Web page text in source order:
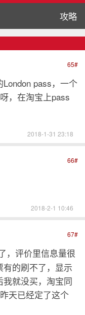
攻略
65#
pass，一个
，在淘宝上pass
2018-1-31 23:18
66#
2018-2-1 10:46
67#
，评价里信息量很
的刷不了，显示
就没买，淘宝同
天已经定了这个